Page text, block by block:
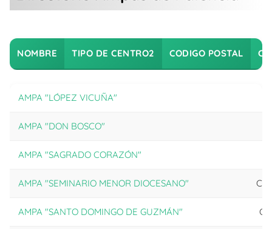
NOMBRE TIPO DE CENTRO2 CODIGO POSTAL
NOMBRE
AMPA "LÓPEZ VICUÑA"
AMPA "DON BOSCO"
AMPA "SAGRADO CORAZÓN"
AMPA "SEMINARIO MENOR DIOCESANO" CC
AMPA "SANTO DOMINGO DE GUZMÁN"